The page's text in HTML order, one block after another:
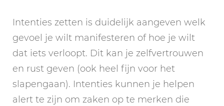
Intenties zetten is duidelijk aangeven welk
gevoel je wilt manifesteren of hoe je wilt
dat iets verloopt. Dit kan je zelfvertrouwen
en rust geven (ook heel fijn voor het
slapengaan). Intenties kunnen je helpen
alert te zijn om zaken op te merken die